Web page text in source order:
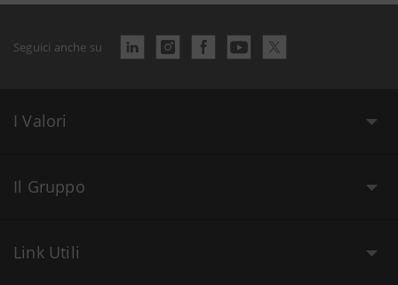
Seguici anche su
I Valori
Il Gruppo
Link Utili